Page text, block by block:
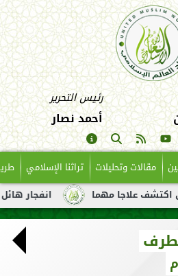
رئيس التحرير
أحمد نصار
مقالات وتحليلات تراثنا الإسلامي
انفجار هائل لناقلة مهما